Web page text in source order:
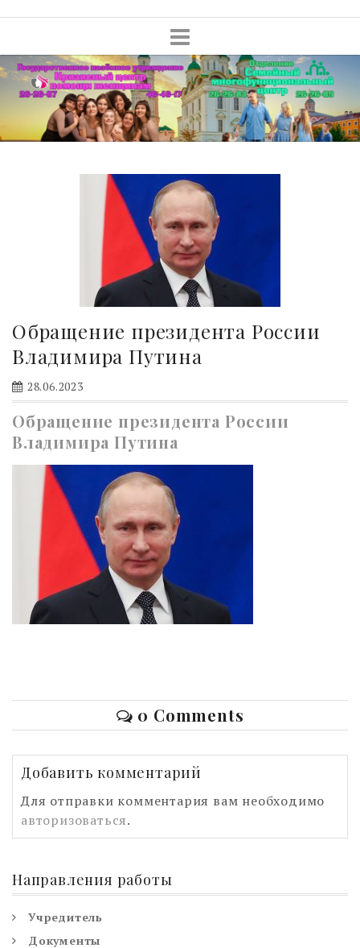
Обращение президента России
Владимира Путина
28.06.2023
Обращение президента России
Владимира Путина
0 Comments
Добавить комментарий
Для отправки комментария вам необходимо
авторизоваться.
Направления работы
Учредитель
Документы